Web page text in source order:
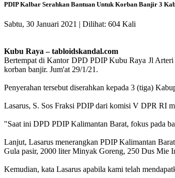
PDIP Kalbar Serahkan Bantuan Untuk Korban Banjir 3
Sabtu, 30 Januari 2021 | Dilihat: 604 Kali
Kubu Raya – tabloidskandal.com
Bertempat di Kantor DPD PDIP Kubu Raya Jl Arteri
korban banjir. Jum'at 29/1/21.
Penyerahan tersebut diserahkan kepada 3 (tiga)
Lasarus, S. Sos Fraksi PDIP dari komisi V DPR RI
"Saat ini DPD PDIP Kalimantan Barat, fokus pada
Lanjut, Lasarus menerangkan PDIP Kalimantan
Gula pasir, 2000 liter Minyak Goreng, 250 Dus Mie
Kemudian, kata Lasarus apabila kami telah